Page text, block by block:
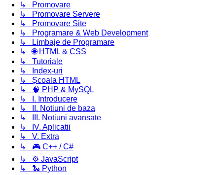
↳ Promovare
↳ Promovare Servere
↳ Promovare Site
↳ Programare & Web Development
↳ Limbaje de Programare
↳ 🌐 HTML & CSS
↳ Tutoriale
↳ Index-uri
↳ Școala HTML
↳ 🧠 PHP & MySQL
↳ I. Introducere
↳ II. Notiuni de baza
↳ III. Notiuni avansate
↳ IV. Aplicatii
↳ V. Extra
↳ 🎮 C++ / C#
↳ ⚙️ JavaScript
↳ 🐍 Python